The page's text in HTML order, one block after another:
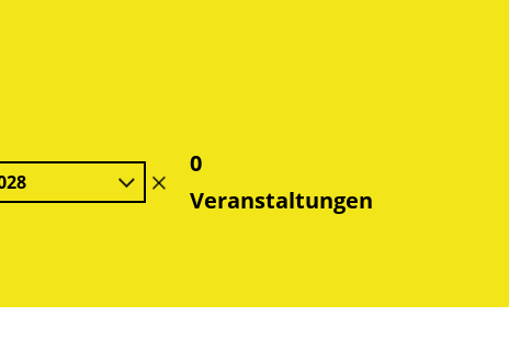
Filter
löschen
0
Veranstaltungen